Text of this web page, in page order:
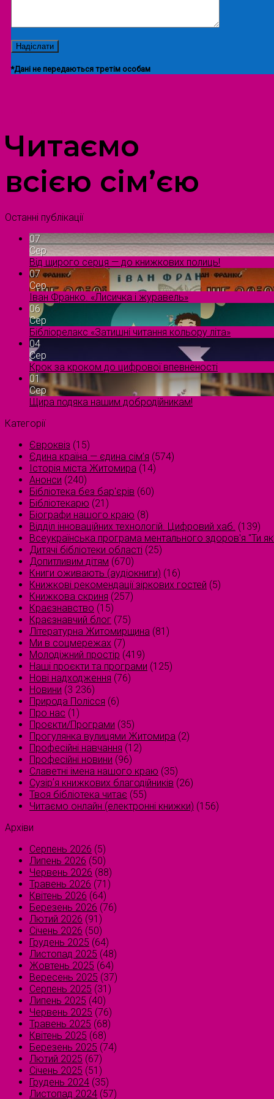
*Дані не передаються третім особам
Читаємо
всією сім’єю
Останні публікації
07
Сер
Від щирого серця — до книжкових полиць!
07
Сер
Іван Франко. «Лисичка і журавель»
06
Сер
Бібліорелакс «Затишні читання кольору літа»
04
Сер
Крок за кроком до цифрової впевненості
01
Сер
Щира подяка нашим добродійникам!
Категорії
Євроквіз (15)
Єдина країна — єдина сім’я (574)
Історія міста Житомира (14)
Анонси (240)
Бібліотека без бар'єрів (60)
Бібліотекарю (21)
Біографи нашого краю (8)
Відділ інноваційних технологій. Цифровий хаб. (139)
Всеукраїнська програма ментального здоров'я "Ти
Дитячі бібліотеки області (25)
Допитливим дітям (670)
Книги оживають (аудіокниги) (16)
Книжкові рекомендації зіркових гостей (5)
Книжкова скриня (257)
Краєзнавство (15)
Краєзнавчий блог (75)
Літературна Житомирщина (81)
Ми в соцмережах (7)
Молодіжний простір (419)
Наші проєкти та програми (125)
Нові надходження (76)
Новини (3 236)
Природа Полісся (6)
Про нас (1)
Проєкти/Програми (35)
Прогулянка вулицями Житомира (2)
Професійні навчання (12)
Професійні новини (96)
Славетні імена нашого краю (35)
Сузірʼя книжкових благодійників (26)
Твоя бібліотека читає (55)
Читаємо онлайн (електронні книжки) (156)
Архіви
Серпень 2026 (5)
Липень 2026 (50)
Червень 2026 (88)
Травень 2026 (71)
Квітень 2026 (64)
Березень 2026 (76)
Лютий 2026 (91)
Січень 2026 (50)
Грудень 2025 (64)
Листопад 2025 (48)
Жовтень 2025 (64)
Вересень 2025 (37)
Серпень 2025 (31)
Липень 2025 (40)
Червень 2025 (76)
Травень 2025 (68)
Квітень 2025 (68)
Березень 2025 (74)
Лютий 2025 (67)
Січень 2025 (51)
Грудень 2024 (35)
Листопад 2024 (57)